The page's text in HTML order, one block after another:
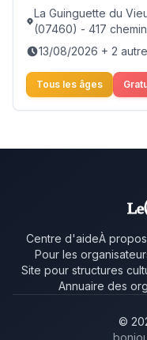
La Guinguette du
(07460) - 417
13/08/2026 + 2
Tous les âges
Centre d'aideÀ
Pour les
Site pour structures
Annuaire des
©